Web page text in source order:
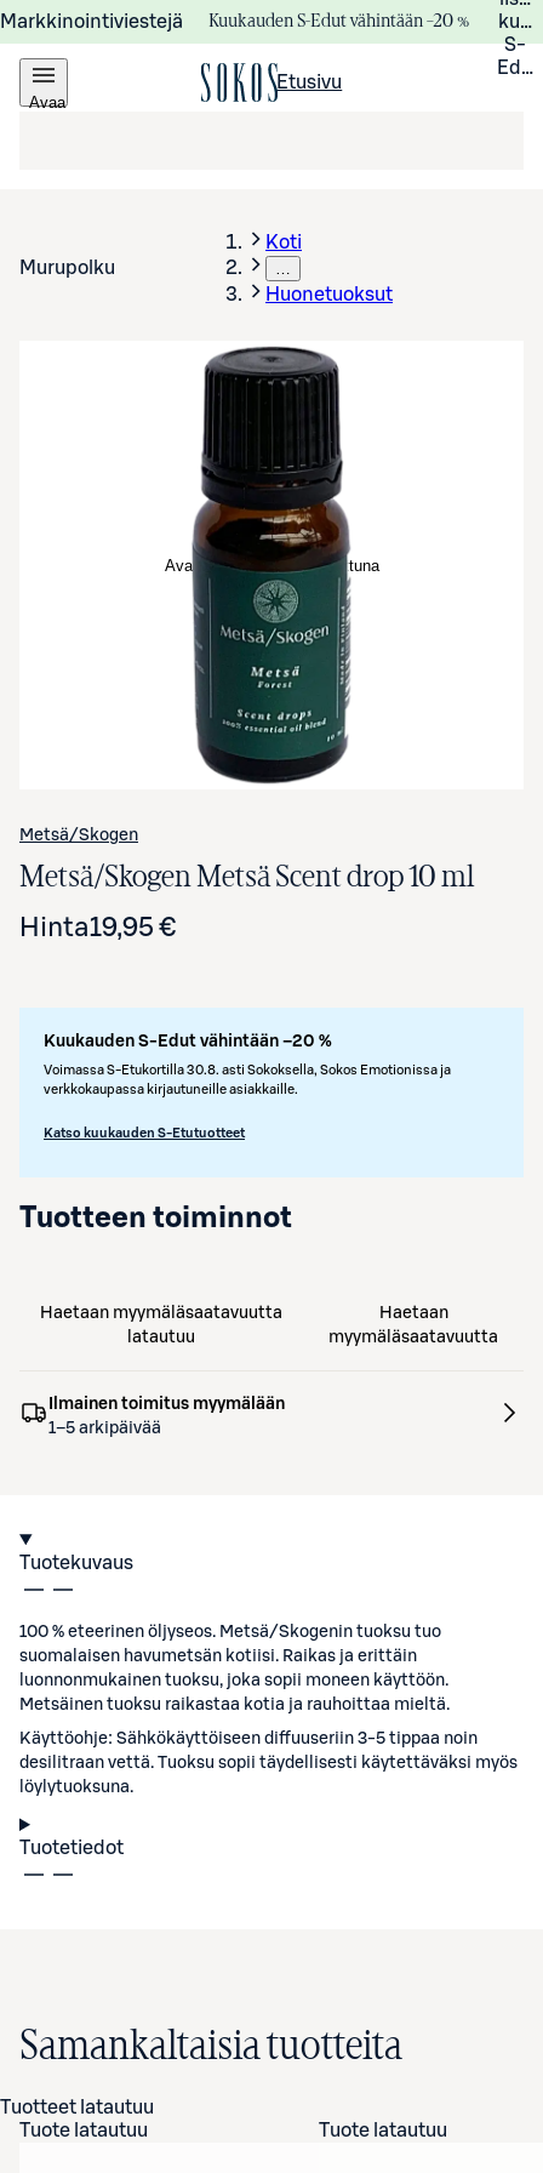
Markkinointiviestejä Kuukauden S-Edut vähintään –20 %
S-
Avaa
Etusivu
Murupolku
Koti
…
Huonetuoksut
Avaa tuotekuva suurennettuna
Metsä/Skogen
Metsä/Skogen Metsä Scent drop 10 ml
Hinta19,95 €
Kuukauden S-Edut vähintään –20 %
Voimassa S-Etukortilla 30.8. asti Sokoksella, Sokos Emotionissa ja
verkkokaupassa kirjautuneille asiakkaille.
Katso kuukauden S-Etutuotteet
Tuotteen toiminnot
Haetaan myymäläsaatavuutta
latautuu
Haetaan
myymäläsaatavuutta
Ilmainen toimitus myymälään
1–5 arkipäivää
Tuotekuvaus
100 % eteerinen öljyseos. Metsä/Skogenin tuoksu tuo
suomalaisen havumetsän kotiisi. Raikas ja erittäin
luonnonmukainen tuoksu, joka sopii moneen käyttöön.
Metsäinen tuoksu raikastaa kotia ja rauhoittaa mieltä.
Käyttöohje: Sähkökäyttöiseen diffuuseriin 3-5 tippaa noin
desilitraan vettä. Tuoksu sopii täydellisesti käytettäväksi myös
löylytuoksuna.
Tuotetiedot
Samankaltaisia tuotteita
Tuotteet latautuu
Tuote latautuu
Tuote latautuu